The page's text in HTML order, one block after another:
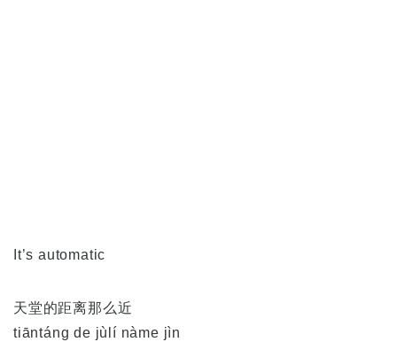
It’s automatic
天堂的距离那么近
tiāntáng de jùlí nàme jìn